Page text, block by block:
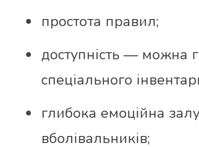
простота правил;
доступність — можна
спеціального
глибока емоційна
вболівальників;